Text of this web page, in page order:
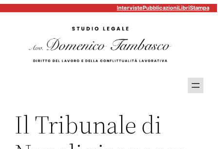
Vai
IntervistePubblicazioniLibriStampa
Il Tribunale di